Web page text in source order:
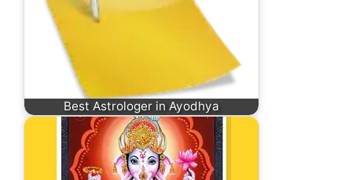
Best Astrologer in Ayodhya